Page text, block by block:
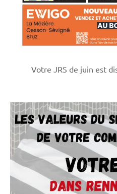
Votre JRS de juin est